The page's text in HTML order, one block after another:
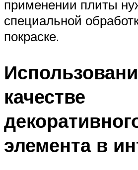
применении плиты
специальной
покраске.
качестве
элемента в